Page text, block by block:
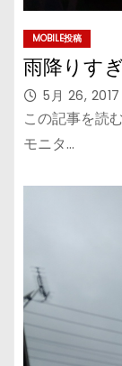
MOBILE投稿
雨降りす
5月 26, 2017
この記事を読
モニタ…